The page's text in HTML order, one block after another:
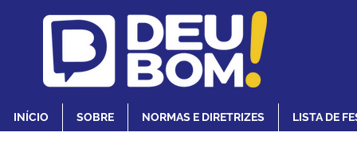
INÍCIO SOBRE NORMAS E DIRETRIZES LISTA DE